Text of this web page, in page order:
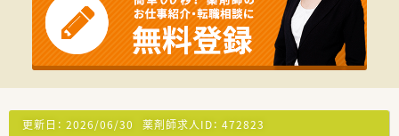
【想定されるキャリアイメージ】
■入社後は先輩社員によるOJT研修で業務に慣れていただけま
す。
■将来的に管理薬剤師として店舗運営に携わっていくことも可
能です。
けます。
更新日： 2026/06/30 薬剤師求人ID： 472823